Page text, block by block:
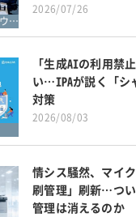
標的型攻撃・ランサムウェア対策
2026/07/26
「生成AIの利用禁
い…IPAが説く「シ
対策
2026/08/03
情シス騒然、マイ
刷管理」刷新…つい
管理は消えるのか